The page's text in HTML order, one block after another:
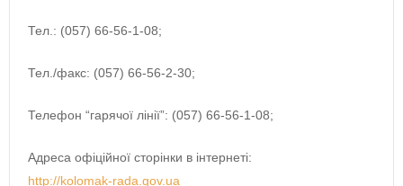
Тел.: (057) 66-56-1-08;
Тел./факс: (057) 66-56-2-30;
Телефон “гарячої лінії”: (057) 66-56-1-08;
Адреса офіційної сторінки в інтернеті:
http://kolomak-rada.gov.ua